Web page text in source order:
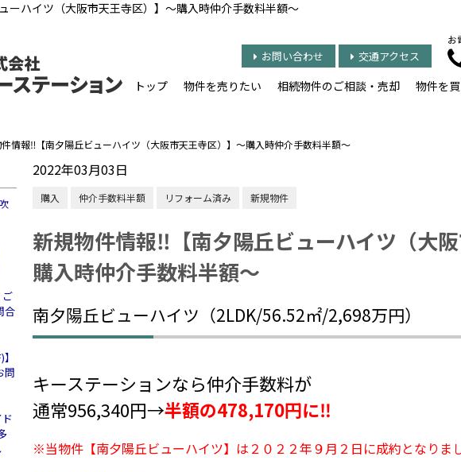
ーハイツ（大阪市天王寺区）】～購入時仲介手数料半額～
お
お問い合わせ 交通アクセス
トップ 物件を売りたい 相続物件のご相談・売却 物件を
情報‼【南夕陽丘ビューハイツ（大阪市天王寺区）】～購入時仲介手数料半額～
ご
合
問
2022年03月03日
購入 仲介手数料半額 リフォーム済み 新規物件
新規物件情報‼【南夕陽丘ビューハイツ（大
購入時仲介手数料半額～
南夕陽丘ビューハイツ（2LDK/56.52㎡/2,698万円）
キーステーションなら仲介手数料が
通常956,340円→半額の478,170円に‼
※当物件【南夕陽丘ビューハイツ】は２０２２年９月２日に成約となりまし